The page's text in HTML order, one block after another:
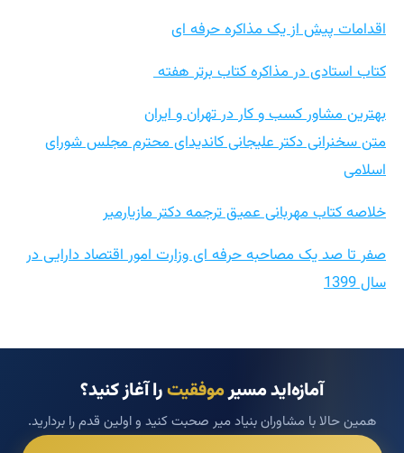
متن سخنرانی دکتر علیجانی کاندیدای محترم مجلس شورای
اسلامی
خلاصه کتاب مهربانی عمیق ترجمه دکتر مازیارمیر
صفر تا صد یک مصاحبه حرفه ای وزارت امور اقتصاد دارایی در
سال 1399
درخواست مشاوره تلفنی
تکمیل فرم تماس